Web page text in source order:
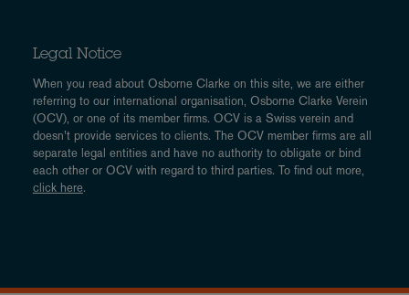
Legal Notice
When you read about Osborne Clarke on this site, we are either
referring to our international organisation, Osborne Clarke Verein
(OCV), or one of its member firms. OCV is a Swiss verein and
doesn’t provide services to clients. The OCV member firms are all
separate legal entities and have no authority to obligate or bind
each other or OCV with regard to third parties. To find out more,
click here.